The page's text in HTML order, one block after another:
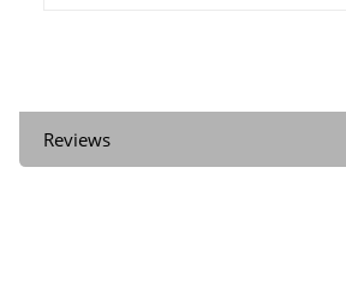
Reviews